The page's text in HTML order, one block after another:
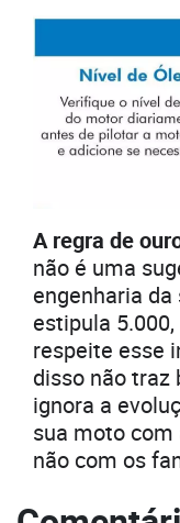
A regra de
não é uma
engenharia
estipula
respeite esse
disso não traz
ignora a
sua moto com
não com os